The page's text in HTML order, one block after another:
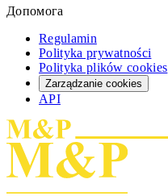
Допомога
Regulamin
Polityka prywatności
Polityka plików cookies
Zarządzanie cookies
API